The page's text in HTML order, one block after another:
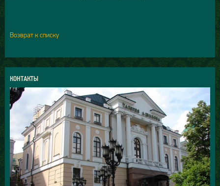
Возврат к списку
КОНТАКТЫ